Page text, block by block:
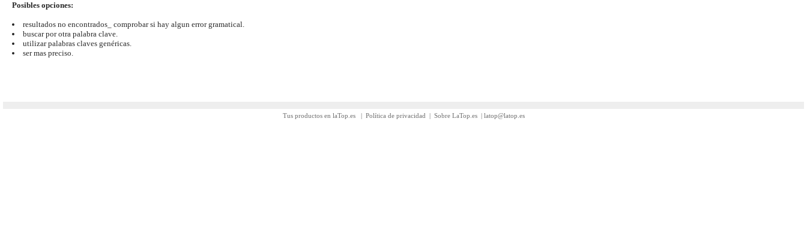
Posibles opciones:
resultados no encontrados_ comprobar si hay algun error gramatical.
buscar por otra palabra clave.
utilizar palabras claves genéricas.
ser mas preciso.
Tus productos en laTop.es | Política de privacidad | Sobre LaTop.es| latop@latop.es